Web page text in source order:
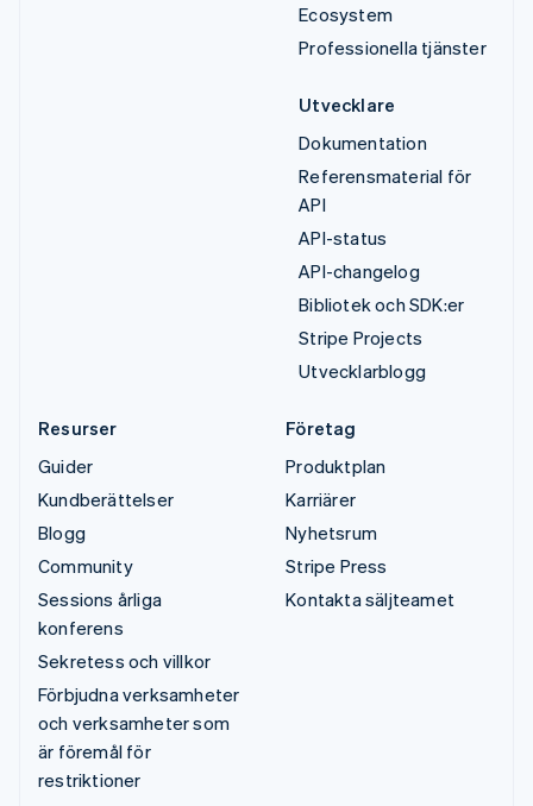
Ecosystem
Professionella tjänster
Utvecklare
Dokumentation
Referensmaterial för
API
API-status
API-changelog
Bibliotek och SDK:er
Stripe Projects
Utvecklarblogg
Resurser
Guider
Kundberättelser
Blogg
Community
Sessions årliga
konferens
Sekretess och villkor
Förbjudna verksamheter
och verksamheter som
är föremål för
restriktioner
Företag
Produktplan
Karriärer
Nyhetsrum
Stripe Press
Kontakta säljteamet